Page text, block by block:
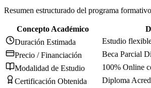
Resumen estructurado del programa
Concepto Académico
Duración Estimada
Estudio
Precio / Financiación
Beca Parcial
Modalidad de Estudio
100% Online
Certificación Obtenida
Diploma